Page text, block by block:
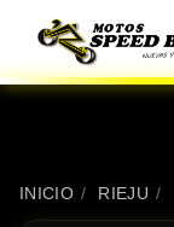
INICIO / RIEJU /